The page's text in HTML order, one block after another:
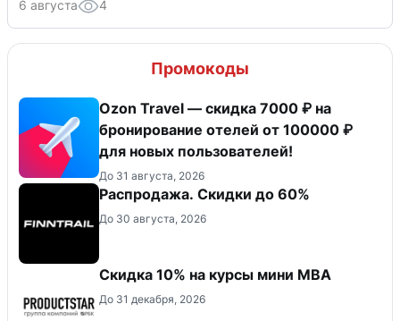
6 августа 4
Промокоды
Ozon Travel — скидка 7000 ₽ на
бронирование отелей от 100000 ₽
для новых пользователей!
До 31 августа, 2026
Распродажа. Скидки до 60%
До 30 августа, 2026
Скидка 10% на курсы мини MBA
До 31 декабря, 2026